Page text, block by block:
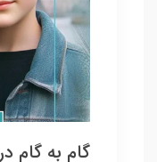
گام به گام